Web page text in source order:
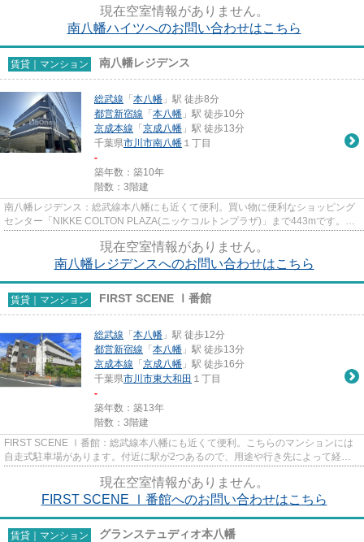
現在空室情報がありません。
南八幡ハイツへのお問い合わせはこちら
賃貸｜マンション 南八幡レジデンス
総武線 「 本八幡 」駅 徒歩8分
都営新宿線 「 本八幡 」駅 徒歩10分
京成本線 「 京成八幡 」駅 徒歩13分
千葉県市川市南八幡 １丁目
-
築年数：築10年
階数：3階建
南八幡レジデンス：総武線本八幡にも近くて便利。買い物に便利なショッピング
センター「NIKKE COLTON PLAZA(ニッケコルトンプラザ)」まで443mです。清
現在空室情報がありません。
南八幡レジデンスへのお問い合わせはこちら
賃貸｜マンション FIRST SCENE Ⅰ番館
総武線 「 本八幡 」駅 徒歩12分
都営新宿線 「 本八幡 」駅 徒歩13分
京成本線 「 京成八幡 」駅 徒歩16分
千葉県市川市東大和田 １丁目
-
築年数：築13年
階数：3階建
FIRST SCENE Ⅰ番館：総武線本八幡にも近くて便利。こちらのマンションには
自走式駐車場があります。付近に駅が2つあるので、用途や行き先によって経路
現在空室情報がありません。
FIRST SCENE Ⅰ番館へのお問い合わせはこちら
賃貸｜マンション グランステュディオ本八幡